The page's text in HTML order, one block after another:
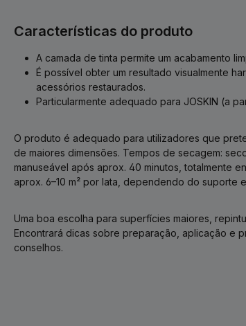
Características do produto
A camada de tinta permite um acabamento
É possível obter um resultado visualmente
acessórios restaurados.
Particularmente adequado para JOSKIN (a
O produto é adequado para utilizadores que
de maiores dimensões. Tempos de secagem:
manuseável após aprox. 40 minutos, totalmente
aprox. 6–10 m² por lata, dependendo do suporte
Uma boa escolha para superfícies maiores,
Encontrará dicas sobre preparação, aplicação e
conselhos.